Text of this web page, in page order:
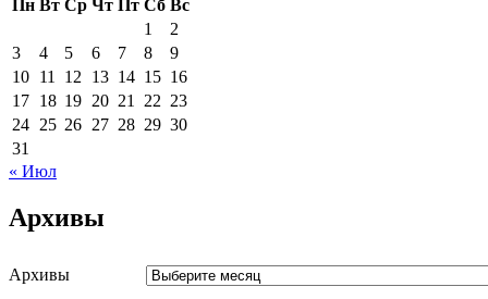
Пн Вт Ср Чт Пт Сб Вс
1
2
3
4 5 6 7 8
9
10 11 12 13 14 15 16
17 18 19 20 21 22 23
24 25 26 27 28 29 30
31
« Июл
Архивы
Архивы